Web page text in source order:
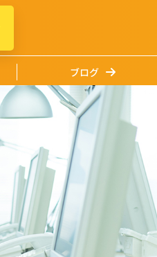
ブログ